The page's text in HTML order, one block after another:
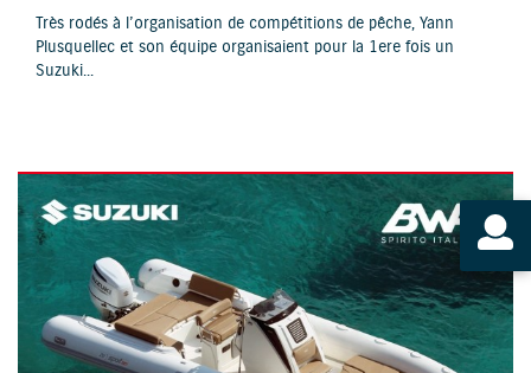
Très rodés à l’organisation de compétitions de pêche, Yann
Plusquellec et son équipe organisaient pour la 1ere fois un
Suzuki...